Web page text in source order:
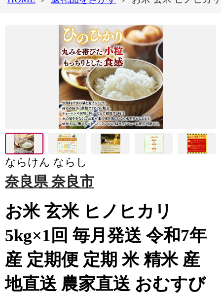
ならけん ならし
奈良県 奈良市
お米 玄米 ヒノヒカリ
5kg×1回 毎月発送 令和7年
産 定期便 定期 米 精米 産
地直送 農家直送 おむすび